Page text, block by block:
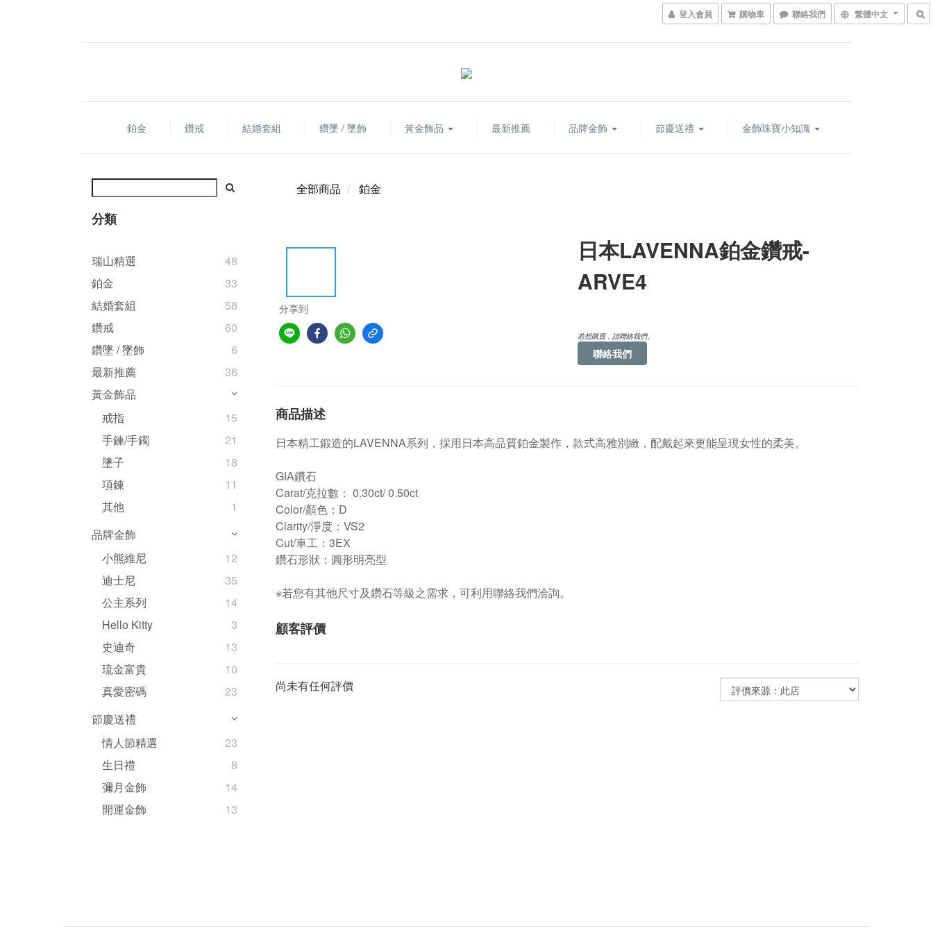
登入會員 購物車 聯絡我們 繁體中文
鉑金 鑽戒 結婚套組 鑽墜 / 墜飾 黃金飾品 最新推薦 品牌金飾 節慶送禮 金飾珠寶小知識
分類
瑞山精選
48
鉑金
33
結婚套組
58
鑽戒
60
鑽墜 / 墜飾
6
最新推薦
36
黃金飾品
戒指
15
手鍊/手鐲
21
墬子
18
項鍊
11
其他
1
品牌金飾
小熊維尼
12
迪士尼
35
公主系列
14
Hello Kitty
3
史迪奇
13
琉金富貴
10
真愛密碼
23
節慶送禮
情人節精選
23
生日禮
8
彌月金飾
14
開運金飾
13
全部商品 鉑金
分享到
日本LAVENNA鉑金鑽戒-
ARVE4
若想購買，請聯絡我們。
聯絡我們
商品描述
日本精工鍛造的LAVENNA系列，採用日本高品質鉑金製作，款式高雅別緻，配戴起來更能呈現女性的柔美。
GIA鑽石
Carat/克拉數： 0.30ct/ 0.50ct
Color/顏色：D
Clarity/淨度：VS2
Cut/車工：3EX
鑽石形狀：圓形明亮型
※若您有其他尺寸及鑽石等級之需求，可利用聯絡我們洽詢。
顧客評價
尚未有任何評價